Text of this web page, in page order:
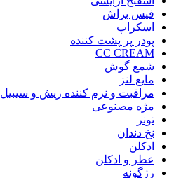
فیس براش
اسکراپ
پودر پر پشت کننده
CC CREAM
شمع گوش
مایع لنز
مراقبت و نرم کننده ریش و سیبیل
مژه مصنوعی
تونر
نخ دندان
ادکلن
عطر و ادکلن
رژگونه